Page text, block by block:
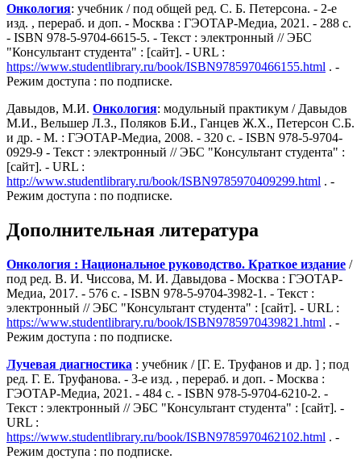
Онкология: учебник / под общей ред. С. Б. Петерсона. - 2-е
изд. , перераб. и доп. - Москва : ГЭОТАР-Медиа, 2021. - 288 с.
- ISBN 978-5-9704-6615-5. - Текст : электронный // ЭБС
"Консультант студента" : [сайт]. - URL :
https://www.studentlibrary.ru/book/ISBN9785970466155.html . -
Режим доступа : по подписке.
Давыдов, М.И. Онкология: модульный практикум / Давыдов
М.И., Вельшер Л.З., Поляков Б.И., Ганцев Ж.Х., Петерсон С.Б.
и др. - М. : ГЭОТАР-Медиа, 2008. - 320 с. - ISBN 978-5-9704-
0929-9 - Текст : электронный // ЭБС "Консультант студента" :
[сайт]. - URL :
http://www.studentlibrary.ru/book/ISBN9785970409299.html . -
Режим доступа : по подписке.
Дополнительная литература
Онкология : Национальное руководство. Краткое издание /
под ред. В. И. Чиссова, М. И. Давыдова - Москва : ГЭОТАР-
Медиа, 2017. - 576 с. - ISBN 978-5-9704-3982-1. - Текст :
электронный // ЭБС "Консультант студента" : [сайт]. - URL :
https://www.studentlibrary.ru/book/ISBN9785970439821.html . -
Режим доступа : по подписке.
Лучевая диагностика : учебник / [Г. Е. Труфанов и др. ] ; под
ред. Г. Е. Труфанова. - 3-е изд. , перераб. и доп. - Москва :
ГЭОТАР-Медиа, 2021. - 484 с. - ISBN 978-5-9704-6210-2. -
Текст : электронный // ЭБС "Консультант студента" : [сайт]. -
URL :
https://www.studentlibrary.ru/book/ISBN9785970462102.html . -
Режим доступа : по подписке.